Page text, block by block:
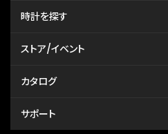
時計を探す
ストア/イベント
カタログ
サポート